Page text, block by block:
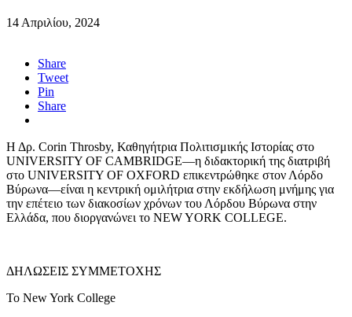
14 Απριλίου, 2024
Share
Tweet
Pin
Share
Η Δρ. Corin Throsby, Καθηγήτρια Πολιτισμικής Ιστορίας στο
UNIVERSITY OF CAMBRIDGE—η διδακτορική της διατριβή
στο UNIVERSITY OF OXFORD επικεντρώθηκε στον Λόρδο
Βύρωνα—είναι η κεντρική ομιλήτρια στην εκδήλωση μνήμης για
την επέτειο των διακοσίων χρόνων του Λόρδου Βύρωνα στην
Ελλάδα, που διοργανώνει το NEW YORK COLLEGE.
ΔΗΛΩΣΕΙΣ ΣΥΜΜΕΤΟΧΗΣ
Το New York College